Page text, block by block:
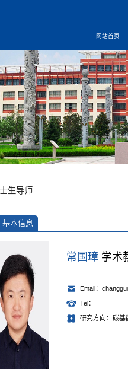
网站首页
生导师
基本信息
常国璋 学术
Email：
Tel：
研究方向：碳基